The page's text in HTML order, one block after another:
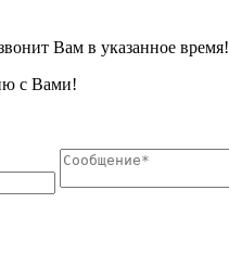
Вам в указанное время!
с Вами!